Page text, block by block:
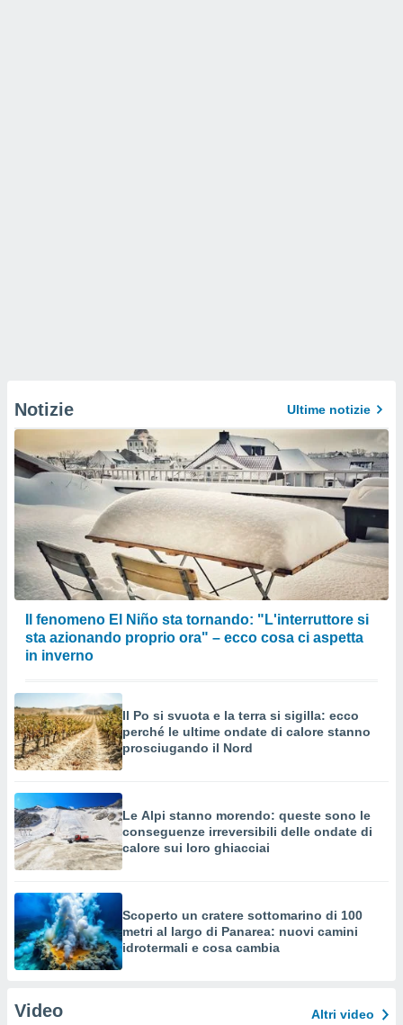
Notizie Ultime notizie
Il fenomeno El Niño sta tornando: "L'interruttore si
sta azionando proprio ora" – ecco cosa ci aspetta
in inverno
Il Po si svuota e la terra si sigilla: ecco
perché le ultime ondate di calore stanno
prosciugando il Nord
Le Alpi stanno morendo: queste sono le
conseguenze irreversibili delle ondate di
calore sui loro ghiacciai
Scoperto un cratere sottomarino di 100
metri al largo di Panarea: nuovi camini
idrotermali e cosa cambia
Video Altri video